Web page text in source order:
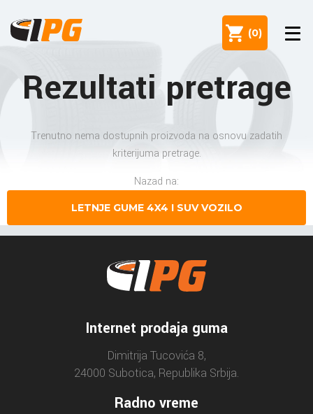
(0)
Rezultati pretrage
Trenutno nema dostupnih proizvoda na osnovu zadatih
kriterijuma pretrage.
Nazad na:
LETNJE GUME 4X4 I SUV VOZILO
Internet prodaja guma
Dimitrija Tucovića 8,
24000 Subotica, Republika Srbija.
Radno vreme